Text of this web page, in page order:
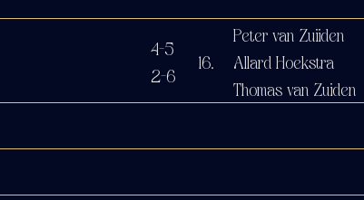
4-5
2-6
16.
Peter van Zuiiden
Allard Hoekstra
Thomas van Zuiden